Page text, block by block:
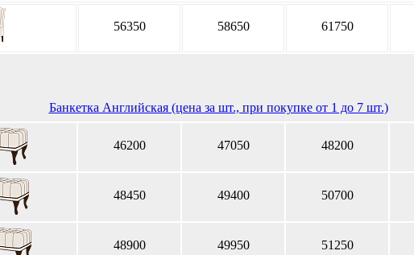
56350 58650 61750
Банкетка Английская (цена за шт., при покупке от 1 до 7 шт.)
46200 47050 48200
48450 49400 50700
48900 49950 51250